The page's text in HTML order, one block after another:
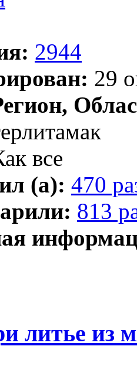
2944
29
все
(а): 470
813
литье из